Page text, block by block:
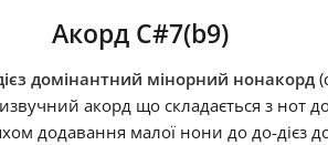
Акорд C#7(b9)
домінантний мінорний нонакорд
акорд що складається з нот
додавання малої нони до до-дієз